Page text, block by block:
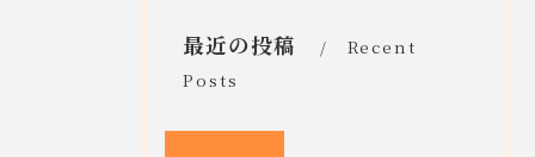
最近の投稿
Recent
Posts